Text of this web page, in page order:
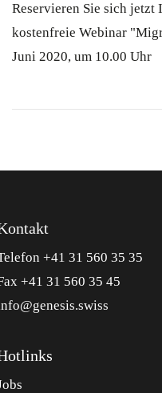
Reservieren Sie sich jetzt
kostenfreie Webinar
Juni 2020, um 10.00 Uhr
+41 31 560 35 35
+41 31 560 35 45